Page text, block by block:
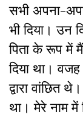
सभी अपना-
भी दिया। उन
पिता के रूप में
दिया था।
द्वारा वांछित
था। मेरे नाम